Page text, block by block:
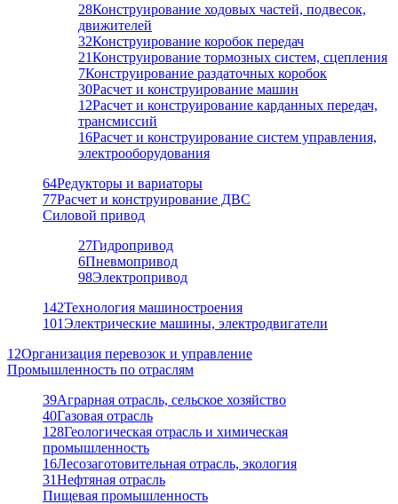
28Конструирование ходовых частей, подвесок,
движителей
32Конструирование коробок передач
21Конструирование тормозных систем, сцепления
7Конструирование раздаточных коробок
30Расчет и конструирование машин
12Расчет и конструирование карданных передач,
трансмиссий
16Расчет и конструирование систем управления,
электрооборудования
64Редукторы и вариаторы
77Расчет и конструирование ДВС
Силовой привод
27Гидропривод
6Пневмопривод
98Электропривод
142Технология машиностроения
101Электрические машины, электродвигатели
12Организация перевозок и управление
Промышленность по отраслям
39Аграрная отрасль, сельское хозяйство
40Газовая отрасль
128Геологическая отрасль и химическая
промышленность
16Лесозаготовительная отрасль, экология
31Нефтяная отрасль
Пищевая промышленность